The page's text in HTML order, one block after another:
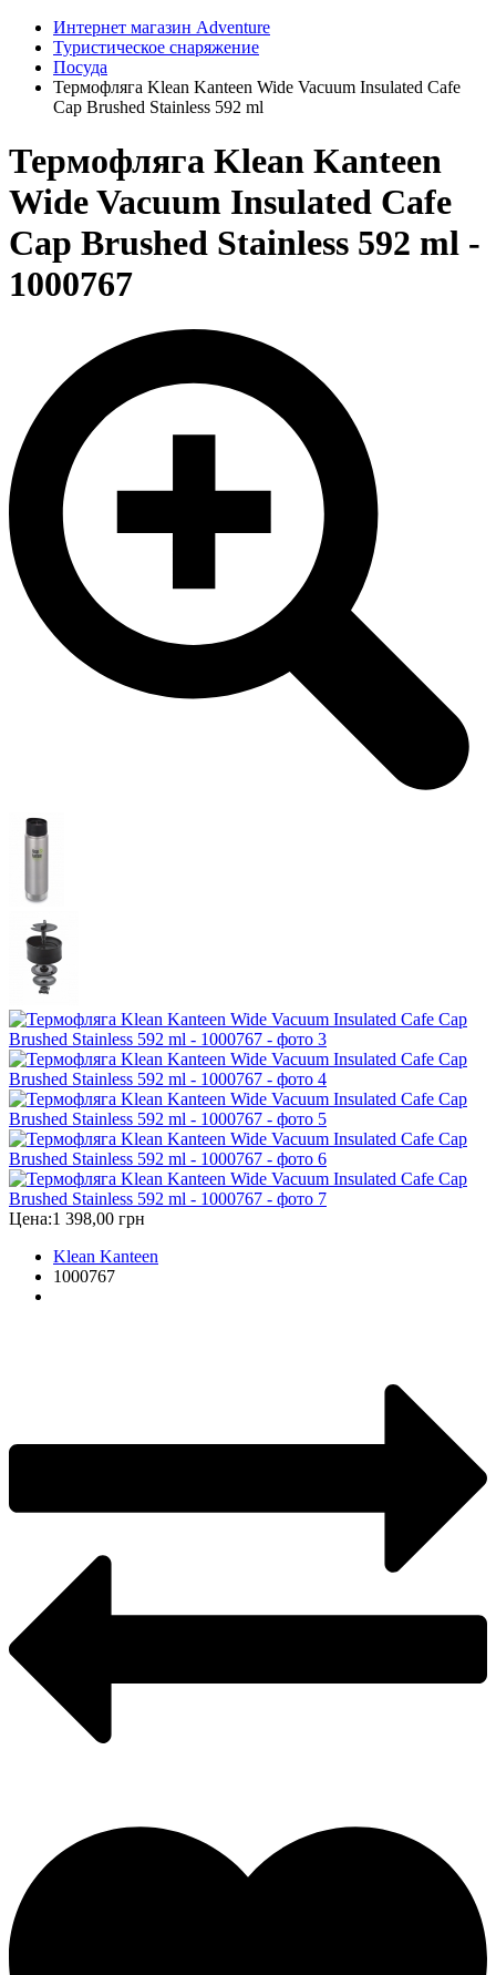
Интернет магазин Adventure
Туристическое снаряжение
Посуда
Термофляга Klean Kanteen Wide Vacuum Insulated Cafe
Cap Brushed Stainless 592 ml
Термофляга Klean Kanteen
Wide Vacuum Insulated Cafe
Cap Brushed Stainless 592 ml -
1000767
Цена:1 398,00 грн
Klean Kanteen
1000767